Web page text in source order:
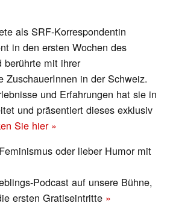
als SRF-Korrespondentin
in den ersten Wochen des
berührte mit ihrer
ZuschauerInnen in der Schweiz.
und Erfahrungen hat sie in
und präsentiert dieses exklusiv
Sie hier »
oder lieber Humor mit
Podcast auf unsere Bühne,
ersten Gratiseintritte »